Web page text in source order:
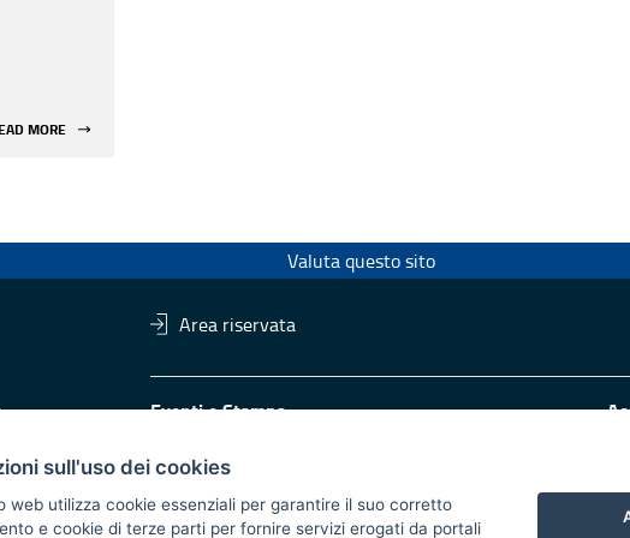
MORE
Valuta questo sito
Area riservata
Eventi e Stampa
Press Regione
sull'uso dei cookies
web utilizza cookie essenziali per garantire il suo corretto
e cookie di terze parti per fornire servizi erogati da portali